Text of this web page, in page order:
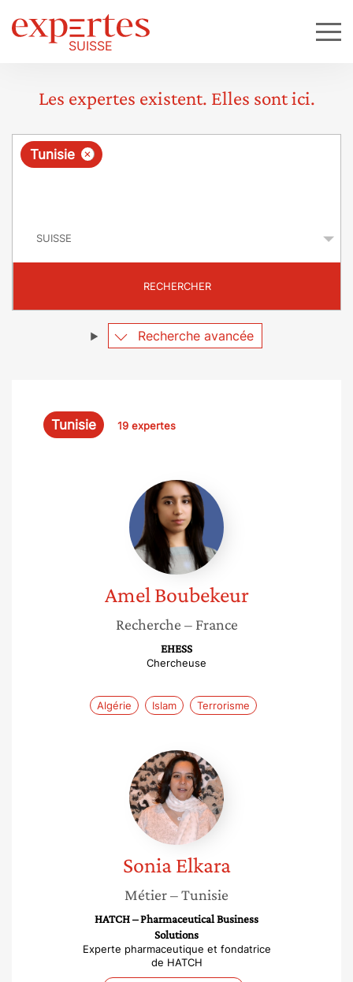
Les expertes existent. Elles sont ici.
R
ê
e
×
Tunisie
RECHERCHER
Recherche avancée
Tunisie 19 expertes
Amel
Boubekeur
Amel Boubekeur
Recherche – France
EHESS
Chercheuse
Algérie Islam Terrorisme
Sonia
Elkara
Sonia Elkara
Métier– Tunisie
HATCH – Pharmaceutical Business
Solutions
Experte pharmaceutique et fondatrice
de HATCH